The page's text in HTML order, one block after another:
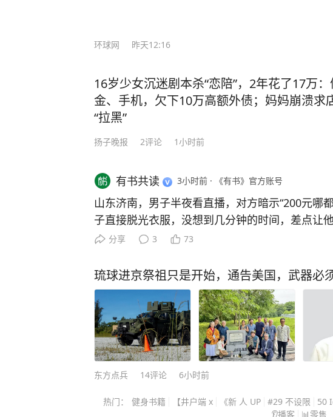
像似乎也理据不足。不过粉丝们对号入座了，锁
着骂。最终在直播中崩溃自杀。但这不是“一个人
简单。 （来源：封面新闻、荔枝新闻） 更多精彩
市场下载“极目新闻”客户端，未经授权请勿转载
闻线索，一经采纳即付报酬。24小时报料热线
人绑在一起。但在中国，国家更像是一个大文
中国的逻辑不是国家之间的竞争，而是文明体系的重启！ 马丁·雅克在
下来的文明体系，而不是单纯的领土或政府形式。” 从盘古开天辟地的第一斧，
卫衔石填海的执着，再到刑天断头舞干戚的悲壮
一个民族用隐喻书写的精神史诗！ 对比希腊神话中的普罗米修斯盗火，马丁·雅克发现
了文明基因的根本差异。 当西方人等待神明赐予火种时，中国先民早已在钻木取火的
火星里，写下"人定胜天" 的宣言。这种主动创
的智慧驯服自然。 当蒙古铁骑踏破临安城，文天祥在零丁洋上写下"人生自古谁无死"
的绝唱；当八国联军的炮火染红大沽口，义和团
代史上，从虎门销烟到五四运动，从长征壮举到
放出耀眼的精神光芒！ 《山海经》集地理、神话、民俗为火种，汇聚着中国神话的源
国的创新活力，彰显着文化自信的力量，让华夏
之林。 这些令人目眩神迷的形象与故事，承载着上古先民们的想象与智慧，从中国走
向世界，将博大精深的中国文化传承不息。 可以说，《山海经》中不只是神话的碎片
堆砌，而是一部承载民族精神基因的宝库！ 马丁·雅克一语中的：“中国人听着这些神
话故事长大，抗争精神早已写入血脉。他们或许
屈。” 正因为如此，新部编版小学语文课本中，就明确要求孩子课外阅读《山海
经》！因为《山海经》中包含着许多令我们感动
们的航天站名为“天宫”；我们的月球探测器叫作“
环球网 昨天12:16
16岁少女沉迷剧本杀“恋陪”，2年花了17万
金、手机，欠下10万高额外债；妈妈崩溃求
“拉黑”
扬子晚报 2评论 1小时前
有书共读 3小时前 · 《有书》官方账号
山东济南，男子半夜看直播，对方暗示“200元哪
子直接脱光衣服，没想到几分钟的时间，差点让他
他卡里仅有的2万块存款，分14次全部转到了对方
他把借来的钱也一并打过去。 还好民警早就在蹲
伙，就在他准备提交网贷申请的前一天，整个团
了。他那段不雅视频没有流出去，也不用再继续筹
洞，总算是保住了剩下的积蓄和名声。 他一开始
钱，可一想到亲戚朋友、同事领导都收到自己的
后在当地根本抬不起头，哪还有勇气硬扛？对方
种要面子的心理，吃准了他不敢声张更不敢报警。
应过来，对方就发来了他刚才脱光衣服的完整录
分享 3 73
琉球进京祭祖只是开始，通告美国，武器必
东方点兵 14评论 6小时前
热门： 健身书籍 【井户端 x 《新 人 UP #29 不设限 50
👂播客
📊零售